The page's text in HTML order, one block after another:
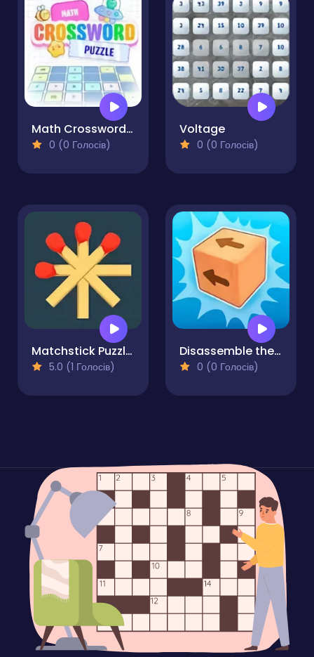
Math Crossword Puzzle
0 (0 Голосів)
Voltage
0 (0 Голосів)
Matchstick Puzzles
5.0 (1 Голосів)
Disassemble the Cube Wooden in 3D!
0 (0 Голосів)